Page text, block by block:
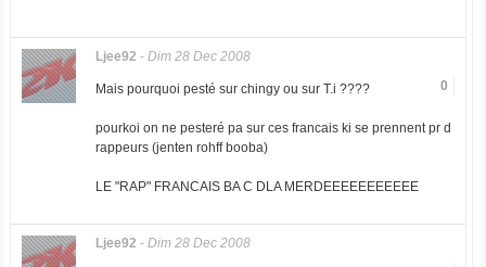
Ljee92 - Dim 28 Dec 2008
0
Mais pourquoi pesté sur chingy ou sur T.i ????
pourkoi on ne pesteré pa sur ces francais ki se prennent pr d
rappeurs (jenten rohff booba)
LE "RAP" FRANCAIS BA C DLA MERDEEEEEEEEEEE
Ljee92 - Dim 28 Dec 2008